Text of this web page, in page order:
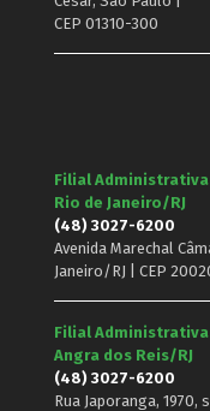
CEP 01310-300
Filial Administrativa
Rio de Janeiro/RJ
(48) 3027-6200
Avenida Marechal
Janeiro/RJ | CEP
Filial Administrativa
Angra dos Reis/RJ
(48) 3027-6200
Rua Japoranga, 1970,